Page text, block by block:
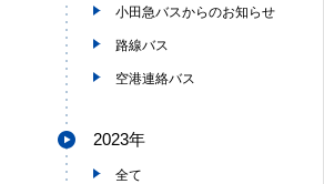
小田急バスからのお知らせ
路線バス
空港連絡バス
2023年
全て